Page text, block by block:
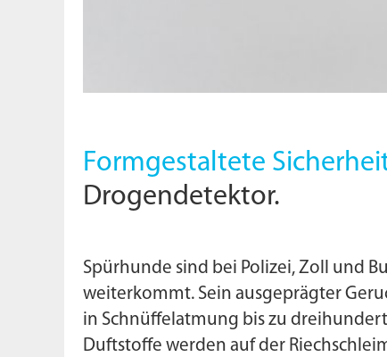
Formgestaltete
Drogendetektor.
Spürhunde sind bei Polizei, Zoll und
weiterkommt. Sein ausgeprägter
in Schnüffelatmung bis zu
Duftstoffe werden auf der